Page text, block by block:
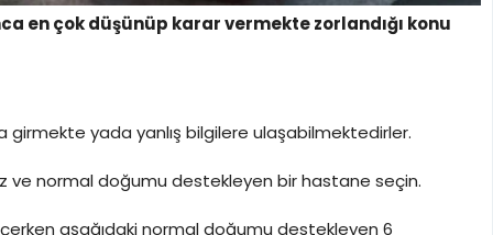
en çok düşünüp karar vermekte zorlandığı konu
girmekte yada yanlış bilgilere ulaşabilmektedirler.
ve normal doğumu destekleyen bir hastane seçin.
aşağıdaki normal doğumu destekleyen 6